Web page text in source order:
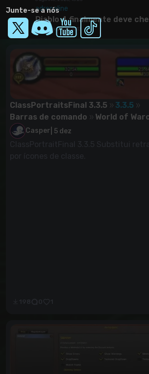
Junte-se a nósBaixar Mod
Mods/Addons semelhantes
ClassPortraitsFinal 3.3.5
3.3.5
Barras de comando
World of
Casper 5 dez
ClassPortraitFinal 3.3.5 Substitui
adrenaline
Diablo 4 finalmente deve
6 agosto, 2026, 15:13